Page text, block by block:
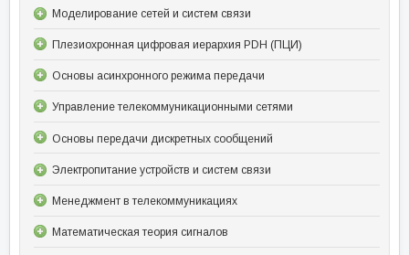
Моделирование сетей и систем связи
Плезиохронная цифровая иерархия PDH (ПЦИ)
Основы асинхронного режима передачи
Управление телекоммуникационными сетями
Основы передачи дискретных сообщений
Электропитание устройств и систем связи
Менеджмент в телекоммуникациях
Математическая теория сигналов